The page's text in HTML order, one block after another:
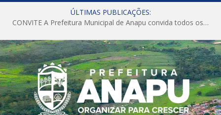
ÚLTIMAS PUBLICAÇÕES:
CONVITE A Prefeitura Municipal de Anapu convida todos os servidores públicos municipais para participarem da Audiência Pública de discussão da Lei de Diretrizes Orçamentárias (LDO), importante instrumento de planejamento das ações e investimentos da Administração Pública para o próximo exercício financeiro.